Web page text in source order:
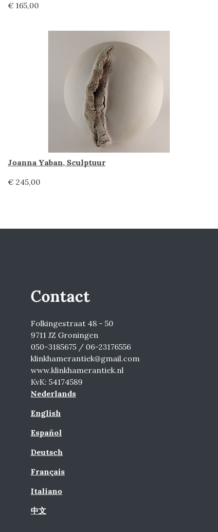
€ 165,00
Joanna Yaban, Sculptuur
€ 245,00
Contact
Folkingestraat 48 - 50
9711 JZ Groningen
050-3185675 / 06-23176556
klinkhamerantiek@gmail.com
www.klinkhamerantiek.nl
KvK: 54174589
Nederlands
English
Español
Deutsch
Français
Italiano
中文